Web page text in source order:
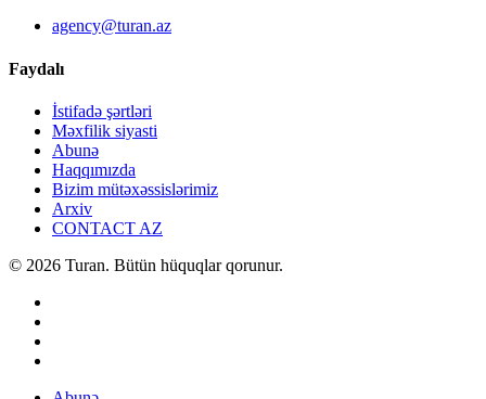
agency@turan.az
Faydalı
İstifadə şərtləri
Məxfilik siyasti
Abunə
Haqqımızda
Bizim mütəxəssislərimiz
Arxiv
CONTACT AZ
© 2026 Turan. Bütün hüquqlar qorunur.